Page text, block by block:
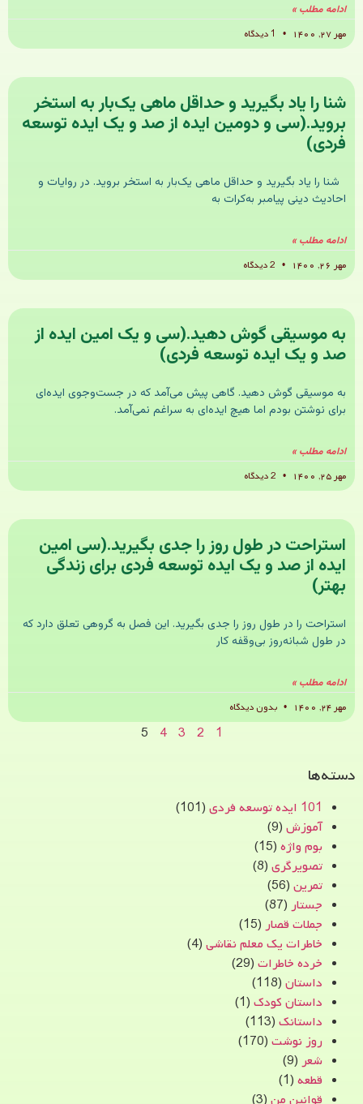
ادامه مطلب »
مهر ۲۷, ۱۴۰۰
شنا را یاد بگیرید و حداقل ماهی یک‌بار به استخر
بروید.(سی و دومین ایده از صد و یک ایده توسعه
فردی)
شنا را یاد بگیرید و حداقل ماهی یک‌بار به استخر بروید. در روایات و
احادیث دینی پیامبر به‌کرات به
ادامه مطلب »
مهر ۲۶, ۱۴۰۰
به موسیقی گوش دهید.(سی و یک امین ایده از
صد و یک ایده توسعه فردی)
به موسیقی گوش دهید. گاهی پیش می‌آمد که در جست‌وجوی ایده‌ای
برای نوشتن بودم اما هیچ ایده‌ای به سراغم نمی‌آمد.
ادامه مطلب »
مهر ۲۵, ۱۴۰۰
استراحت در طول روز را جدی بگیرید.(سی امین
ایده از صد و یک ایده توسعه فردی برای زندگی
بهتر)
استراحت را در طول روز را جدی بگیرید. این فصل به گروهی تعلق دارد که
در طول شبانه‌روز بی‌وقفه کار
ادامه مطلب »
مهر ۲۴, ۱۴۰۰
بدون دیدگاه
1
2
3
4
5
دسته‌ها
101 ایده توسعه فردی
(101)
آموزش (9)
بوم واژه (15)
تصویرگری (8)
تمرین (56)
جستار (87)
جملات قصار (15)
خاطرات یک معلم نقاشی (4)
خرده خاطرات (29)
داستان (118)
داستان کودک (1)
داستانک (113)
روز نوشت (170)
شعر (9)
قطعه (1)
قوانین من (3)